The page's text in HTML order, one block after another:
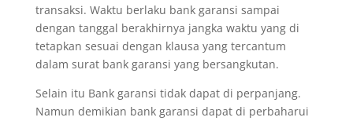
transaksi. Waktu berlaku bank garansi sampai
dengan tanggal berakhirnya jangka waktu yang di
tetapkan sesuai dengan klausa yang tercantum
dalam surat bank garansi yang bersangkutan.
Selain itu Bank garansi tidak dapat di perpanjang.
Namun demikian bank garansi dapat di perbaharui